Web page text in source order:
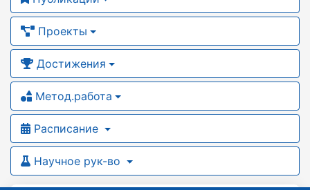
Проекты
Достижения
Метод.работа
Расписание
Научное рук-во